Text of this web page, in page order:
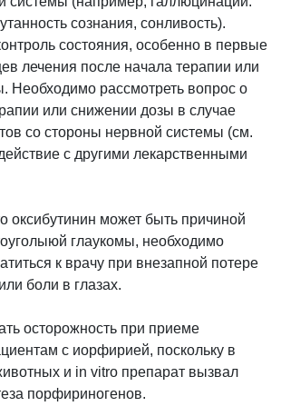
сознания, сонливость).
состояния, особенно в первые
лечения после начала терапии или
Необходимо рассмотреть вопрос о
или снижении дозы в случае
со стороны нервной системы (см.
с другими лекарственными
оксибутинин может быть причиной
глаукомы, необходимо
к врачу при внезапной потере
боли в глазах.
осторожность при приеме
с иорфирией, поскольку в
и in vitro препарат вызвал
порфириногенов.